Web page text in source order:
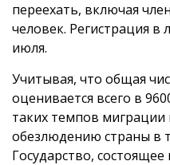
переехать, включая
человек. Регистрация в
июля.
Учитывая, что общая
оценивается всего в
таких темпов
обезлюдению страны в
Государство,